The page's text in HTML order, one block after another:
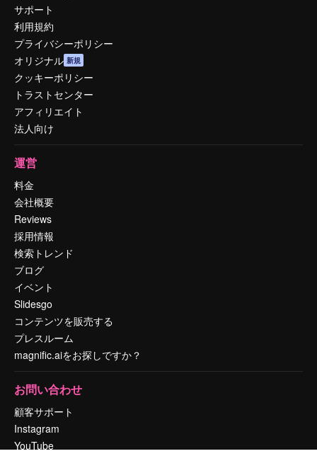
サポート
利用規約
プライバシーポリシー
オリジナル 新規
クッキーポリシー
トラストセンター
アフィリエイト
法人向け
運営
料金
会社概要
Reviews
採用情報
検索トレンド
ブログ
イベント
Slidesgo
コンテンツを販売する
プレスルーム
magnific.aiをお探しですか？
お問い合わせ
顧客サポート
Instagram
YouTube